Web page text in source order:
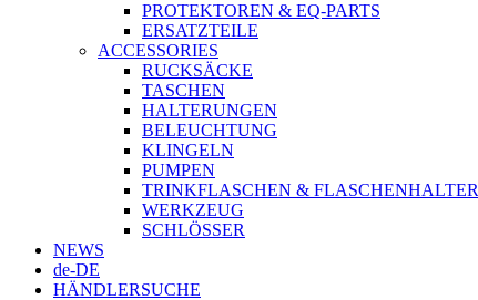
PROTEKTOREN & EQ-PARTS
ERSATZTEILE
ACCESSORIES
RUCKSÄCKE
TASCHEN
HALTERUNGEN
BELEUCHTUNG
KLINGELN
PUMPEN
TRINKFLASCHEN & FLASCHENHALTER
WERKZEUG
SCHLÖSSER
NEWS
de-DE
HÄNDLERSUCHE